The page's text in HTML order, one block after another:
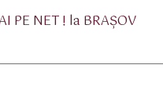
PE NET ! la BRAŞOV